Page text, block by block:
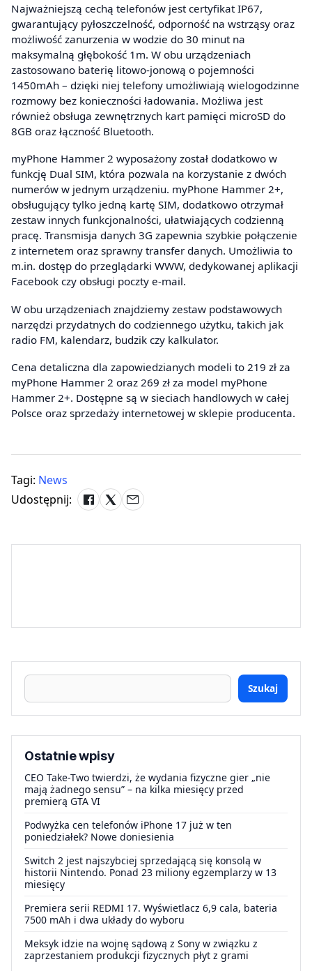
Najważniejszą cechą telefonów jest certyfikat IP67,
gwarantujący pyłoszczelność, odporność na wstrząsy oraz
możliwość zanurzenia w wodzie do 30 minut na
maksymalną głębokość 1m. W obu urządzeniach
zastosowano baterię litowo-jonową o pojemności
1450mAh – dzięki niej telefony umożliwiają wielogodzinne
rozmowy bez konieczności ładowania. Możliwa jest
również obsługa zewnętrznych kart pamięci microSD do
8GB oraz łączność Bluetooth.
myPhone Hammer 2 wyposażony został dodatkowo w
funkcję Dual SIM, która pozwala na korzystanie z dwóch
numerów w jednym urządzeniu. myPhone Hammer 2+,
obsługujący tylko jedną kartę SIM, dodatkowo otrzymał
zestaw innych funkcjonalności, ułatwiających codzienną
pracę. Transmisja danych 3G zapewnia szybkie połączenie
z internetem oraz sprawny transfer danych. Umożliwia to
m.in. dostęp do przeglądarki WWW, dedykowanej aplikacji
Facebook czy obsługi poczty e-mail.
W obu urządzeniach znajdziemy zestaw podstawowych
narzędzi przydatnych do codziennego użytku, takich jak
radio FM, kalendarz, budzik czy kalkulator.
Cena detaliczna dla zapowiedzianych modeli to 219 zł za
myPhone Hammer 2 oraz 269 zł za model myPhone
Hammer 2+. Dostępne są w sieciach handlowych w całej
Polsce oraz sprzedaży internetowej w sklepie producenta.
Tagi: News
Udostępnij:
Szukaj
Ostatnie wpisy
CEO Take-Two twierdzi, że wydania fizyczne gier „nie
mają żadnego sensu” – na kilka miesięcy przed
premierą GTA VI
Podwyżka cen telefonów iPhone 17 już w ten
poniedziałek? Nowe doniesienia
Switch 2 jest najszybciej sprzedającą się konsolą w
historii Nintendo. Ponad 23 miliony egzemplarzy w 13
miesięcy
Premiera serii REDMI 17. Wyświetlacz 6,9 cala, bateria
7500 mAh i dwa układy do wyboru
Meksyk idzie na wojnę sądową z Sony w związku z
zaprzestaniem produkcji fizycznych płyt z grami